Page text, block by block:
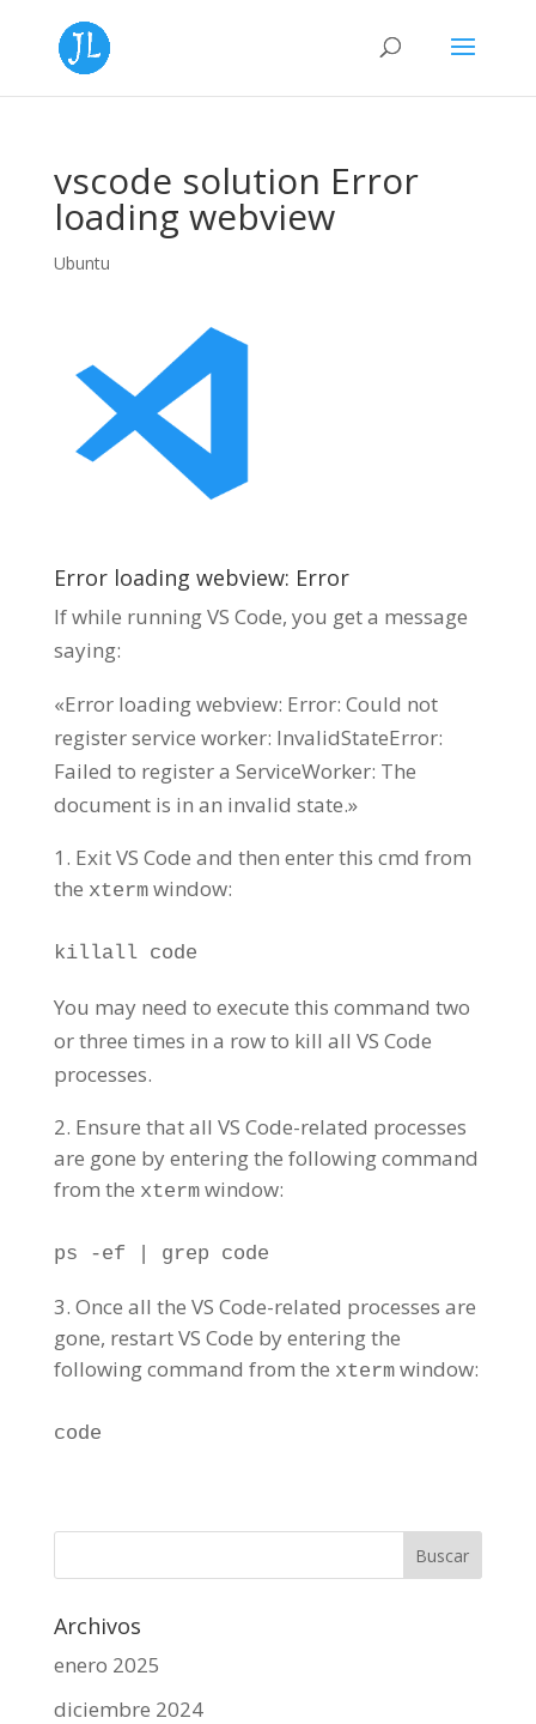
vscode solution Error
loading webview
Ubuntu
Error loading webview: Error
If while running VS Code, you get a message
saying:
«Error loading webview: Error: Could not
register service worker: InvalidStateError:
Failed to register a ServiceWorker: The
document is in an invalid state.»
Exit VS Code and then enter this cmd from
the xtermwindow:
killall code
You may need to execute this command two
or three times in a row to kill all VS Code
processes.
Ensure that all VS Code-related processes
are gone by entering the following command
from the xtermwindow:
ps -ef | grep code
Once all the VS Code-related processes are
gone, restart VS Code by entering the
following command from the xtermwindow:
code
Archivos
enero 2025
diciembre 2024